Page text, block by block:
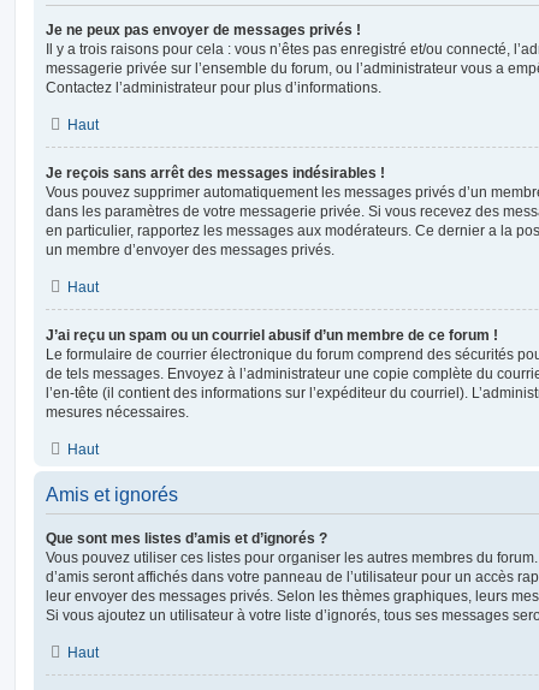
Je ne peux pas envoyer de messages privés !
Il y a trois raisons pour cela : vous n’êtes pas enregistré et/ou connecté,
messagerie privée sur l’ensemble du forum, ou l’administrateur vous a
Contactez l’administrateur pour plus d’informations.
Haut
Je reçois sans arrêt des messages indésirables !
Vous pouvez supprimer automatiquement les messages privés d’un
dans les paramètres de votre messagerie privée. Si vous recevez des
en particulier, rapportez les messages aux modérateurs. Ce dernier a la
un membre d’envoyer des messages privés.
Haut
J’ai reçu un spam ou un courriel abusif d’un membre de ce forum !
Le formulaire de courrier électronique du forum comprend des sécurités
de tels messages. Envoyez à l’administrateur une copie complète du
l’en-tête (il contient des informations sur l’expéditeur du courriel).
mesures nécessaires.
Haut
Amis et ignorés
Que sont mes listes d’amis et d’ignorés ?
Vous pouvez utiliser ces listes pour organiser les autres membres du
d’amis seront affichés dans votre panneau de l’utilisateur pour un accès
leur envoyer des messages privés. Selon les thèmes graphiques, leurs
Si vous ajoutez un utilisateur à votre liste d’ignorés, tous ses messages
Haut